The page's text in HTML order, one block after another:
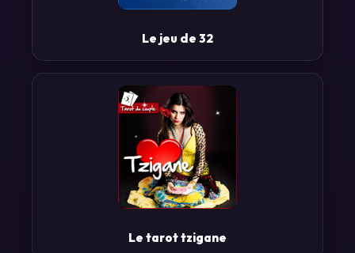
Le jeu de 32
Le tarot tzigane